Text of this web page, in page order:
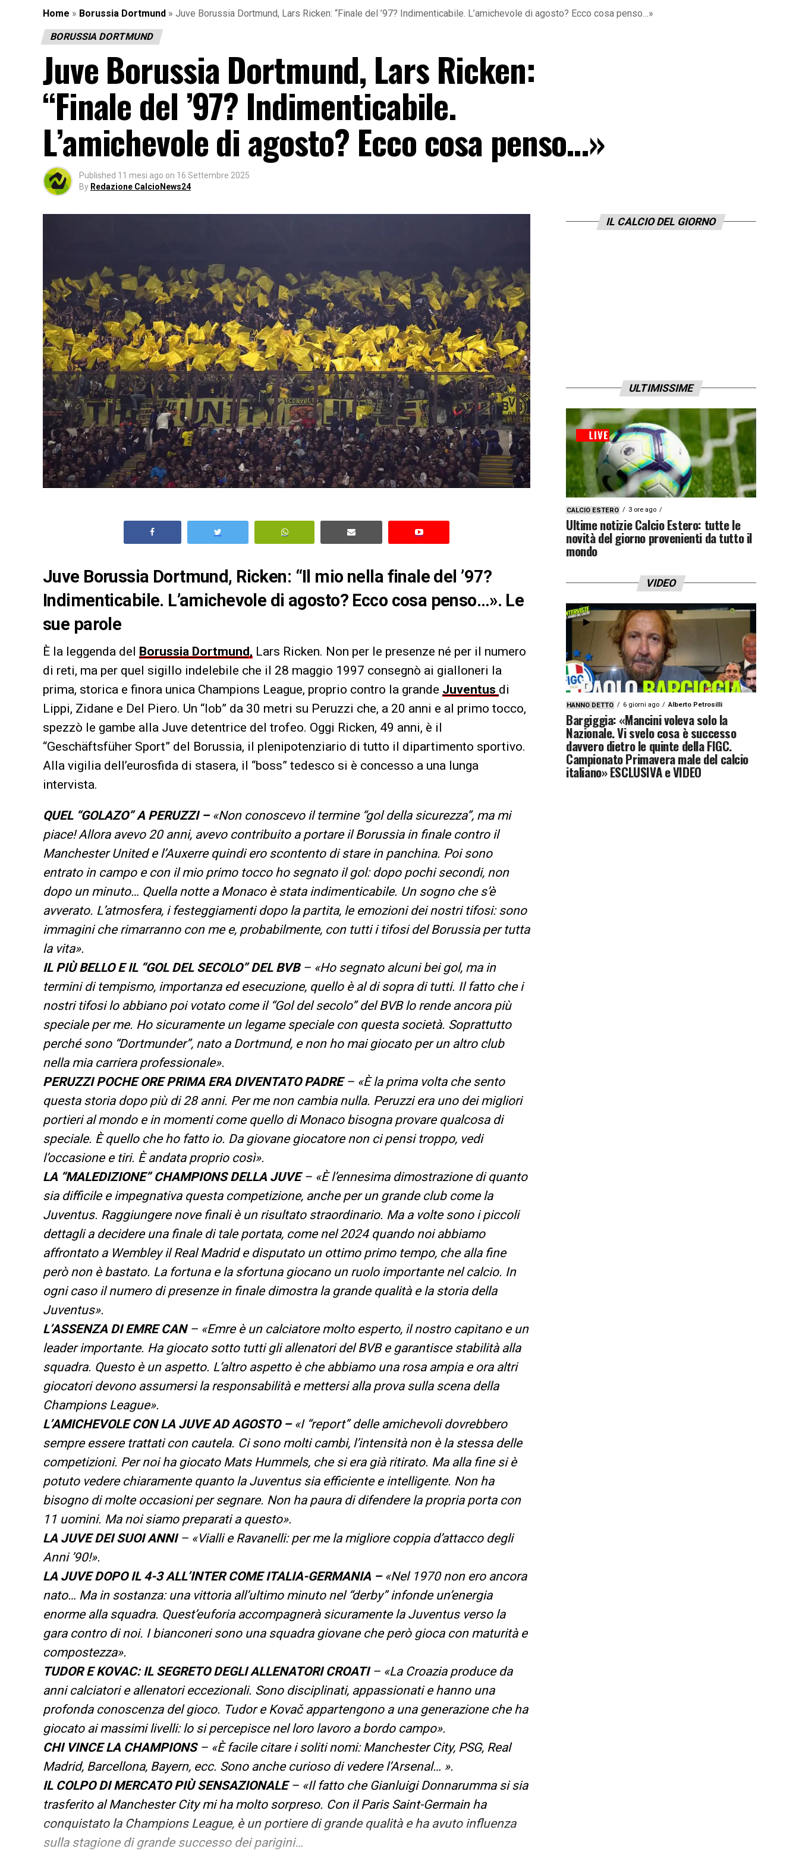
Home » Borussia Dortmund » Juve Borussia Dortmund, Lars Ricken: “Finale del ’97? Indimenticabile. L’amichevole di agosto? Ecco cosa penso…»
BORUSSIA DORTMUND
Juve Borussia Dortmund, Lars Ricken:
“Finale del ’97? Indimenticabile.
L’amichevole di agosto? Ecco cosa penso…»
Published 11 mesi ago on 16 Settembre 2025
By Redazione CalcioNews24
Juve Borussia Dortmund, Ricken: “Il mio nella finale del ’97?
Indimenticabile. L’amichevole di agosto? Ecco cosa penso…». Le
sue parole
È la leggenda del Borussia Dortmund, Lars Ricken. Non per le presenze né per il numero
di reti, ma per quel sigillo indelebile che il 28 maggio 1997 consegnò ai gialloneri la
prima, storica e finora unica Champions League, proprio contro la grande Juventus di
Lippi, Zidane e Del Piero. Un “lob” da 30 metri su Peruzzi che, a 20 anni e al primo tocco,
spezzò le gambe alla Juve detentrice del trofeo. Oggi Ricken, 49 anni, è il
“Geschäftsfüher Sport” del Borussia, il plenipotenziario di tutto il dipartimento sportivo.
Alla vigilia dell’eurosfida di stasera, il “boss” tedesco si è concesso a una lunga
intervista.
QUEL “GOLAZO” A PERUZZI –«Non conoscevo il termine “gol della sicurezza”, ma mi
piace! Allora avevo 20 anni, avevo contribuito a portare il Borussia in finale contro il
Manchester United e l’Auxerre quindi ero scontento di stare in panchina. Poi sono
entrato in campo e con il mio primo tocco ho segnato il gol: dopo pochi secondi, non
dopo un minuto… Quella notte a Monaco è stata indimenticabile. Un sogno che s’è
avverato. L’atmosfera, i festeggiamenti dopo la partita, le emozioni dei nostri tifosi: sono
immagini che rimarranno con me e, probabilmente, con tutti i tifosi del Borussia per tutta
la vita».
IL PIÙ BELLO E IL “GOL DEL SECOLO” DEL BVB– «Ho segnato alcuni bei gol, ma in
termini di tempismo, importanza ed esecuzione, quello è al di sopra di tutti. Il fatto che i
nostri tifosi lo abbiano poi votato come il “Gol del secolo” del BVB lo rende ancora più
speciale per me. Ho sicuramente un legame speciale con questa società. Soprattutto
perché sono “Dortmunder”, nato a Dortmund, e non ho mai giocato per un altro club
nella mia carriera professionale».
PERUZZI POCHE ORE PRIMA ERA DIVENTATO PADRE– «È la prima volta che sento
questa storia dopo più di 28 anni. Per me non cambia nulla. Peruzzi era uno dei migliori
portieri al mondo e in momenti come quello di Monaco bisogna provare qualcosa di
speciale. È quello che ho fatto io. Da giovane giocatore non ci pensi troppo, vedi
l’occasione e tiri. È andata proprio così».
LA “MALEDIZIONE” CHAMPIONS DELLA JUVE – «È l’ennesima dimostrazione di quanto
sia difficile e impegnativa questa competizione, anche per un grande club come la
Juventus. Raggiungere nove finali è un risultato straordinario. Ma a volte sono i piccoli
dettagli a decidere una finale di tale portata, come nel 2024 quando noi abbiamo
affrontato a Wembley il Real Madrid e disputato un ottimo primo tempo, che alla fine
però non è bastato. La fortuna e la sfortuna giocano un ruolo importante nel calcio. In
ogni caso il numero di presenze in finale dimostra la grande qualità e la storia della
Juventus».
L’ASSENZA DI EMRE CAN – «Emre è un calciatore molto esperto, il nostro capitano e un
leader importante. Ha giocato sotto tutti gli allenatori del BVB e garantisce stabilità alla
squadra. Questo è un aspetto. L’altro aspetto è che abbiamo una rosa ampia e ora altri
giocatori devono assumersi la responsabilità e mettersi alla prova sulla scena della
Champions League».
L’AMICHEVOLE CON LA JUVE AD AGOSTO –«I “report” delle amichevoli dovrebbero
sempre essere trattati con cautela. Ci sono molti cambi, l’intensità non è la stessa delle
competizioni. Per noi ha giocato Mats Hummels, che si era già ritirato. Ma alla fine si è
potuto vedere chiaramente quanto la Juventus sia efficiente e intelligente. Non ha
bisogno di molte occasioni per segnare. Non ha paura di difendere la propria porta con
11 uomini. Ma noi siamo preparati a questo».
LA JUVE DEI SUOI ANNI – «Vialli e Ravanelli: per me la migliore coppia d’attacco degli
Anni ’90!».
LA JUVE DOPO IL 4-3 ALL’INTER COME ITALIA-GERMANIA –«Nel 1970 non ero ancora
nato… Ma in sostanza: una vittoria all’ultimo minuto nel “derby” infonde un’energia
enorme alla squadra. Quest’euforia accompagnerà sicuramente la Juventus verso la
gara contro di noi. I bianconeri sono una squadra giovane che però gioca con maturità e
compostezza».
TUDOR E KOVAC: IL SEGRETO DEGLI ALLENATORI CROATI – «La Croazia produce da
anni calciatori e allenatori eccezionali. Sono disciplinati, appassionati e hanno una
profonda conoscenza del gioco. Tudor e Kovač appartengono a una generazione che ha
giocato ai massimi livelli: lo si percepisce nel loro lavoro a bordo campo».
CHI VINCE LA CHAMPIONS– «È facile citare i soliti nomi: Manchester City, PSG, Real
Madrid, Barcellona, Bayern, ecc. Sono anche curioso di vedere l’Arsenal… ».
IL COLPO DI MERCATO PIÙ SENSAZIONALE– «Il fatto che Gianluigi Donnarumma si sia
trasferito al Manchester City mi ha molto sorpreso. Con il Paris Saint-Germain ha
conquistato la Champions League, è un portiere di grande qualità e ha avuto influenza
sulla stagione di grande successo dei parigini…
IL CALCIO DEL GIORNO
ULTIMISSIME
CALCIO ESTERO 3 ore ago
Ultime notizie Calcio Estero: tutte le
novità del giorno provenienti da tutto il
mondo
VIDEO
HANNO DETTO 6 giorni ago Alberto Petrosilli
Bargiggia: «Mancini voleva solo la
Nazionale. Vi svelo cosa è successo
davvero dietro le quinte della FIGC.
Campionato Primavera male del calcio
italiano» ESCLUSIVA e VIDEO